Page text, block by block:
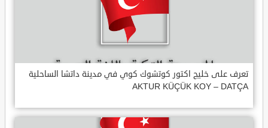
تعرف على خليج اكتور كوتشوك كوي في مدينة داتشا الساحلية
AKTUR KÜÇÜK KOY – DATÇA